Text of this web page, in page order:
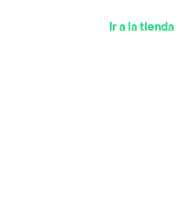
Ir a la tienda